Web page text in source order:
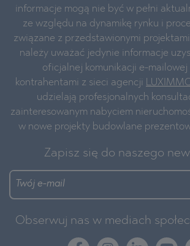
informacje mogą nie być w pełni
ze względu na dynamikę rynku i
związane z przedstawionymi
należy uważać jedynie informacje
oficjalnej komunikacji e-mailowej
kontrahentami z sieci agencji
udzielają profesjonalnych
zainteresowanym nabyciem
w nowe projekty budowlane
Zapisz się do naszego
Obserwuj nas w mediach